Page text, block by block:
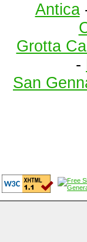
Antica
Grotta
-
San